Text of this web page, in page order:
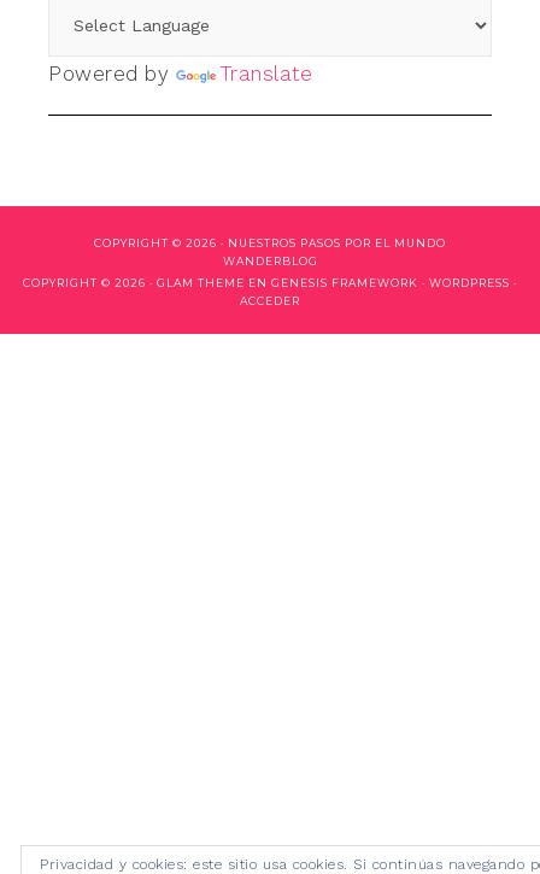
Powered by Translate
COPYRIGHT © 2026 · NUESTROS PASOS POR EL MUNDO
WANDERBLOG
COPYRIGHT © 2026 · GLAM THEME EN GENESIS FRAMEWORK · WORDPRESS ·
ACCEDER
Privacidad y cookies: este sitio usa cookies. Si continúas navegando